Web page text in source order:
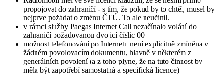
propojovat do zahraničí - s tím, že pokud by to chtěl, musel by
nejprve požádat o změnu ČTÚ. To ale neučinil.
v rámci služby Paegas Internet Call nezačínalo volání do
zahraničí požadovanou dvojicí číslic 00
možnost telefonování po Internetu není explicitně zmíněna v
žádném povolovacím dokumentu, hlavně v některém z
generálních povolení (a z toho plyne, že na tuto činnost by
měla být zapotřebí samostatná a specifická licence)